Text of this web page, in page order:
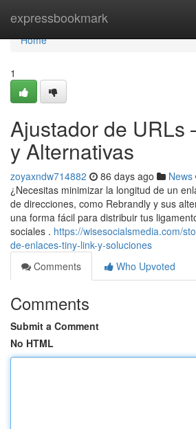
expressbookmark
Home
Home
1
Ajustador de URLs
y Alternativas
zoyaxndw714882 86 days ago News
¿Necesitas minimizar la longitud de un
de direcciones, como Rebrandly y sus
una forma fácil para distribuir tus
sociales . https://wisesocialsmedia.com/
de-enlaces-tiny-link-y-soluciones
Comments
Who Upvoted
Comments
Submit a Comment
No HTML